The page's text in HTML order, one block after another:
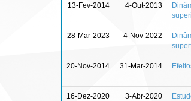
13-Fev-2014 4-Out-2013
28-Mar-2023 4-Nov-2022
20-Nov-2014 31-Mar-2014
16-Dez-2020 3-Abr-2020